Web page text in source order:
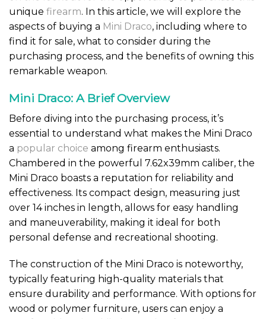
unique firearm. In this article, we will explore the
aspects of buying a Mini Draco, including where to
find it for sale, what to consider during the
purchasing process, and the benefits of owning this
remarkable weapon.
Mini Draco: A Brief Overview
Before diving into the purchasing process, it’s
essential to understand what makes the Mini Draco
a popular choice among firearm enthusiasts.
Chambered in the powerful 7.62x39mm caliber, the
Mini Draco boasts a reputation for reliability and
effectiveness. Its compact design, measuring just
over 14 inches in length, allows for easy handling
and maneuverability, making it ideal for both
personal defense and recreational shooting.
The construction of the Mini Draco is noteworthy,
typically featuring high-quality materials that
ensure durability and performance. With options for
wood or polymer furniture, users can enjoy a